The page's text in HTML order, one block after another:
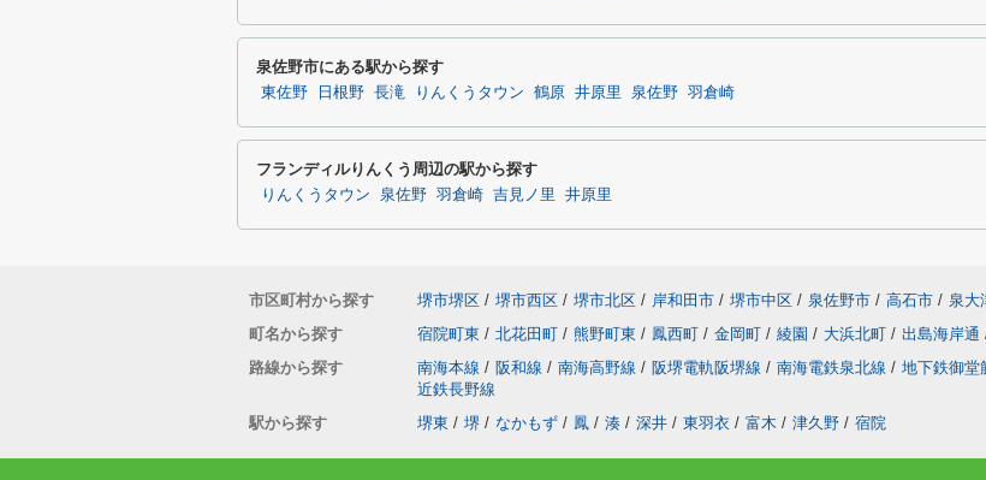
泉佐野市にある駅から探す
東佐野 日根野 長滝 りんくうタウン 鶴原 井原里 泉佐野 羽倉崎
フランディルりんくう周辺の駅から探す
りんくうタウン 泉佐野 羽倉崎 吉見ノ里 井原里
市区町村から探す 堺市堺区 / 堺市西区 / 堺市北区 / 岸和田市 / 堺市中区 / 泉佐野市 / 高石市 / 泉大
町名から探す
宿院町東 / 北花田町 / 熊野町東 / 鳳西町 / 金岡町 / 綾園 / 大浜北町 / 出島海岸通
路線から探す
南海本線 / 阪和線 / 南海高野線 / 阪堺電軌阪堺線 / 南海電鉄泉北線 / 地下鉄御堂
近鉄長野線
駅から探す
堺東 / 堺 / なかもず / 鳳 / 湊 / 深井 / 東羽衣 / 富木 / 津久野 / 宿院